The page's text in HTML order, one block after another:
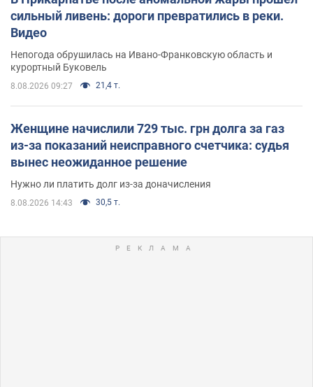
сильный ливень: дороги превратились в реки.
Видео
Непогода обрушилась на Ивано-Франковскую область и
курортный Буковель
8.08.2026 09:27 21,4 т.
Женщине начислили 729 тыс. грн долга за газ
из-за показаний неисправного счетчика: судья
вынес неожиданное решение
Нужно ли платить долг из-за доначисления
8.08.2026 14:43 30,5 т.